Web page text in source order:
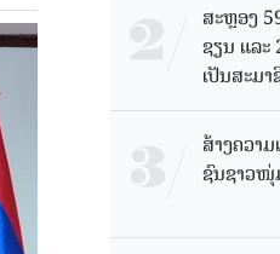
ສະຫຼອງ
ຊຽນ ແລະ
ເປັນສະມ
ສ້າງຄວາ
ຊົນຊາວໜຸ່